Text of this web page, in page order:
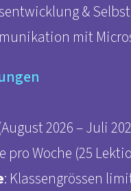
&
mit
2026 – Juli
pro Woche (25
: Klassengrössen